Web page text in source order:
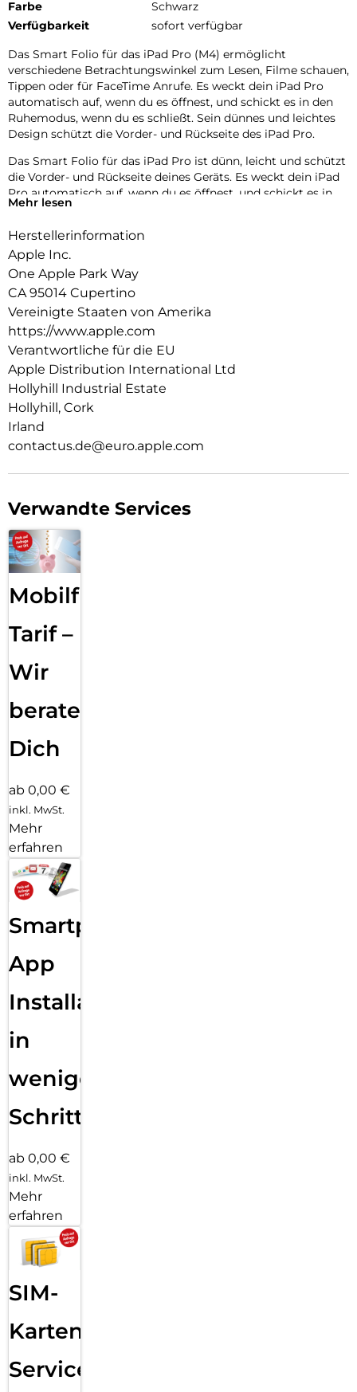
Farbe
Schwarz
Verfügbarkeit
sofort verfügbar
Das Smart Folio für das iPad Pro (M4) ermöglicht
verschiedene Betrachtungswinkel zum Lesen, Filme schauen,
Tippen oder für FaceTime Anrufe. Es weckt dein iPad Pro
automatisch auf, wenn du es öffnest, und schickt es in den
Ruhemodus, wenn du es schließt. Sein dünnes und leichtes
Design schützt die Vorder- und Rückseite des iPad Pro.
Das Smart Folio für das iPad Pro ist dünn, leicht und schützt
die Vorder- und Rückseite deines Geräts. Es weckt dein iPad
Pro automatisch auf, wenn du es öffnest, und schickt es in
den Ruhemodus, wenn du es schließt. Das Smart Folio
erhältlich. Es hat ein neues, gleitendes Design, damit du es
noch genauer anpassen kannst. Das macht Lesen,
Filmesehen und FaceTime Anrufe noch angenehmer und
immersiver.
Mehr lesen
Herstellerinformation
Apple Inc.
One Apple Park Way
CA 95014 Cupertino
Vereinigte Staaten von Amerika
https://www.apple.com
Verantwortliche für die EU
Apple Distribution International Ltd
Hollyhill Industrial Estate
Hollyhill, Cork
Irland
contactus.de@euro.apple.com
Verwandte Services
Mobilfunk
Tarif –
Wir
beraten
Dich
ab 0,00 €
inkl. MwSt.
Mehr
erfahren
Smartphone
App
Installation
in
wenigen
Schritten
ab 0,00 €
inkl. MwSt.
Mehr
erfahren
SIM-
Karten
Service: